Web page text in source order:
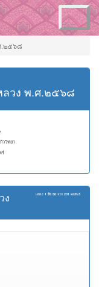
Toggle
navigation
.๒๕๖๘
ลวง พ.ศ.๒๕๖๘
ววิทยา
ร์
แสดง 1 ถึง 50 จาก 201 ผลลัพธ์
ง